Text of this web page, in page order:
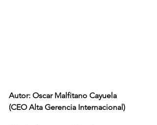
Autor: Oscar Malfitano Cayuela
(CEO Alta Gerencia Internacional)